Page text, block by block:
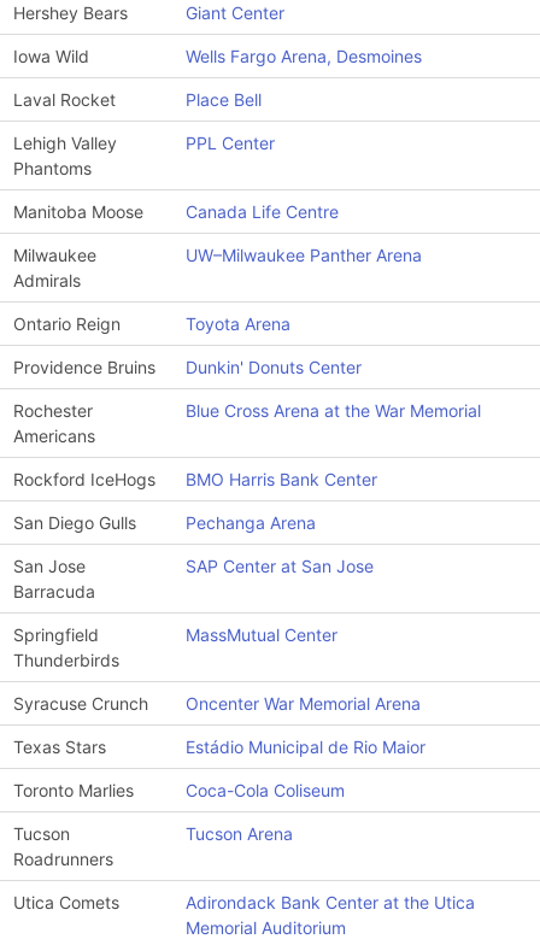
Hershey Bears Giant Center
Iowa Wild Wells Fargo Arena, Desmoines
Laval Rocket Place Bell
Lehigh Valley
Phantoms
PPL Center
Manitoba Moose Canada Life Centre
Milwaukee
Admirals
UW–Milwaukee Panther Arena
Ontario Reign Toyota Arena
Providence Bruins Dunkin' Donuts Center
Rochester
Americans
Blue Cross Arena at the War Memorial
Rockford IceHogs BMO Harris Bank Center
San Diego Gulls Pechanga Arena
San Jose
Barracuda
SAP Center at San Jose
Springfield
Thunderbirds
MassMutual Center
Syracuse Crunch Oncenter War Memorial Arena
Texas Stars Estádio Municipal de Rio Maior
Toronto Marlies Coca-Cola Coliseum
Tucson
Roadrunners
Tucson Arena
Utica Comets
Adirondack Bank Center at the Utica
Memorial Auditorium